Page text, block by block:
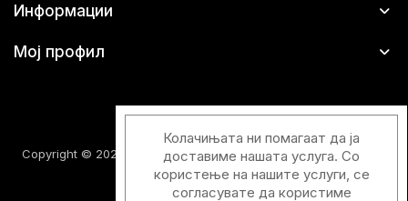
Информации
Мој профил
Copyright © 2026 Шатци Парфимерии. Сите права задржани.
Колачињата ни помагаат да ја
доставиме нашата услуга. Со
користење на нашите услуги, се
согласувате да користиме